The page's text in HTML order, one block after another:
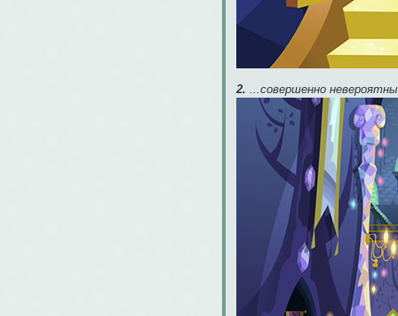
2. ...совершенно